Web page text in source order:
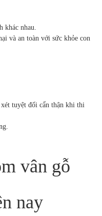
khác nhau.
và an toàn với sức khỏe con
tuyệt đối cẩn thận khi thi
vân gỗ
nay